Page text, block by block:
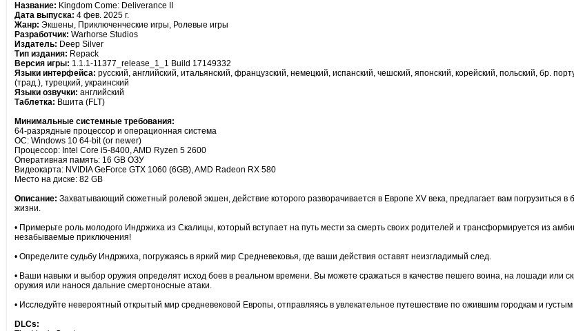
Название: Kingdom Come: Deliverance II
Дата выпуска: 4 фев. 2025 г.
Жанр: Экшены, Приключенческие игры, Ролевые игры
Разработчик: Warhorse Studios
Издатель: Deep Silver
Тип издания: Repack
Версия игры: 1.1.1-11377_release_1_1 Build 17149332
Языки интерфейса: русский, английский, итальянский, французский, немецкий, испанский, чешский, японский, корейский, польский, бр.
(трад.), турецкий, украинский
Языки озвучки: английский
Таблетка: Вшита (FLT)
Минимальные системные требования:
64-разрядные процессор и операционная система
ОС: Windows 10 64-bit (or newer)
Процессор: Intel Core i5-8400, AMD Ryzen 5 2600
Оперативная память: 16 GB ОЗУ
Видеокарта: NVIDIA GeForce GTX 1060 (6GB), AMD Radeon RX 580
Место на диске: 82 GB
Описание: Захватывающий сюжетный ролевой экшен, действие которого разворачивается в Европе XV века, предлагает вам погрузиться в
жизни.
• Примерьте роль молодого Индржиха из Скалицы, который вступает на путь мести за смерть своих родителей и трансформируется из
незабываемые приключения!
• Определите судьбу Индржиха, погружаясь в яркий мир Средневековья, где ваши действия оставят неизгладимый след.
• Ваши навыки и выбор оружия определят исход боев в реальном времени. Вы можете сражаться в качестве пешего воина, на лошади или
оружия или нанося дальние смертоносные атаки.
• Исследуйте невероятный открытый мир средневековой Европы, отправляясь в увлекательное путешествие по ожившим городкам и
DLCs: